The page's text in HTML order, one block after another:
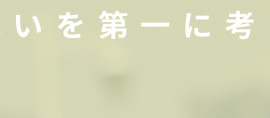
を第一に考